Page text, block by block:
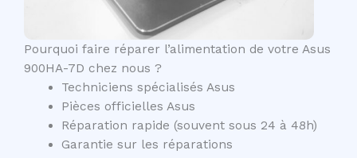
Pourquoi faire réparer l’alimentation de votre Asus
900HA-7D chez nous ?
Techniciens spécialisés Asus
Pièces officielles Asus
Réparation rapide (souvent sous 24 à 48h)
Garantie sur les réparations